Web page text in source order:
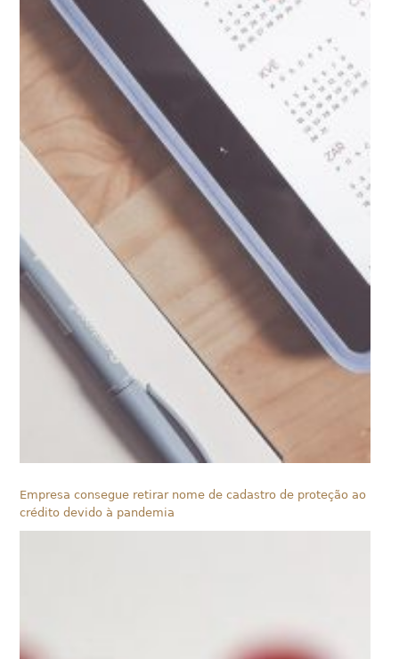
Empresa consegue retirar nome de cadastro de proteção ao
crédito devido à pandemia